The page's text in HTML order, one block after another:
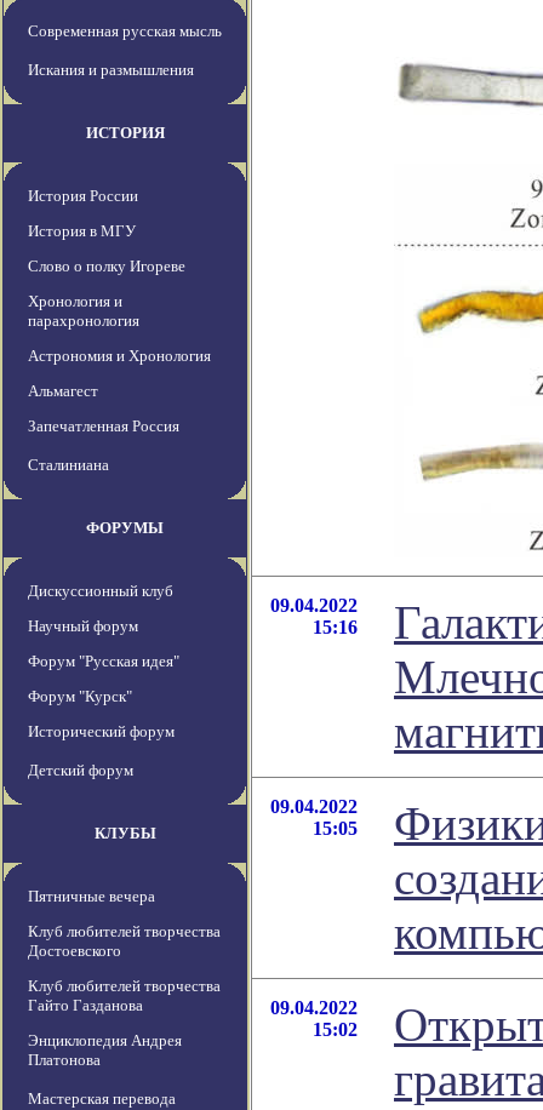
Современная русская мысль
Искания и размышления
ИСТОРИЯ
История России
История в МГУ
Слово о полку Игореве
Хронология и
парахронология
Астрономия и Хронология
Альмагест
Запечатленная Россия
Сталиниана
ФОРУМЫ
Дискуссионный клуб
Научный форум
Форум "Русская идея"
Форум "Курск"
Исторический форум
Детский форум
КЛУБЫ
Пятничные вечера
Клуб любителей творчества
Достоевского
Клуб любителей творчества
Гайто Газданова
Энциклопедия Андрея
Платонова
Мастерская перевода
09.04.2022
15:16
09.04.2022
15:05
09.04.2022
15:02